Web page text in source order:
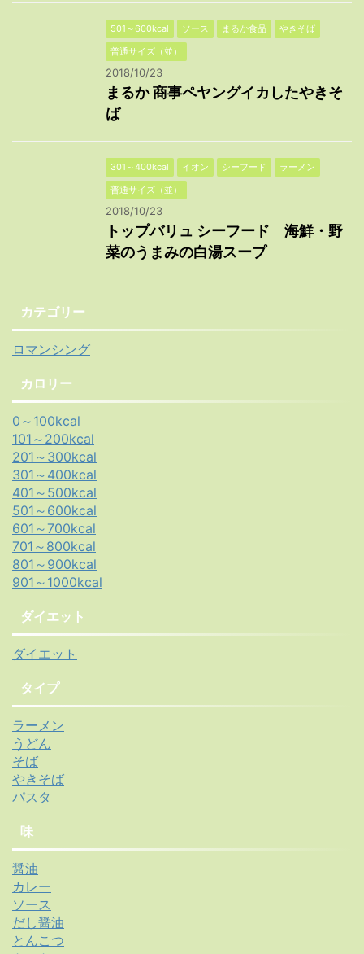
501～600kcal ソース まるか食品
やきそば
普通サイズ（並）
2018/10/23
まるか 商事ペヤングイカしたやきそ
ば
301～400kcal イオン シーフード
ラーメン
普通サイズ（並）
2018/10/23
トップバリュ シーフード 海鮮・野
菜のうまみの白湯スープ
カテゴリー
ロマンシング
カロリー
0～100kcal
101～200kcal
201～300kcal
301～400kcal
401～500kcal
501～600kcal
601～700kcal
701～800kcal
801～900kcal
901～1000kcal
ダイエット
ダイエット
タイプ
ラーメン
うどん
そば
やきそば
パスタ
味
醤油
カレー
ソース
だし醤油
とんこつ